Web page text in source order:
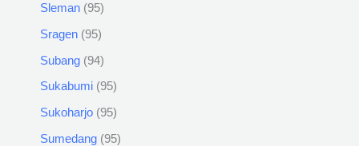
Sleman 95
Sragen 95
Subang 94
Sukabumi 95
Sukoharjo 95
Sumedang 95